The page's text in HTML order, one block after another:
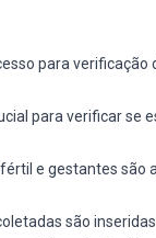
para
para verificar se
e gestantes são
são